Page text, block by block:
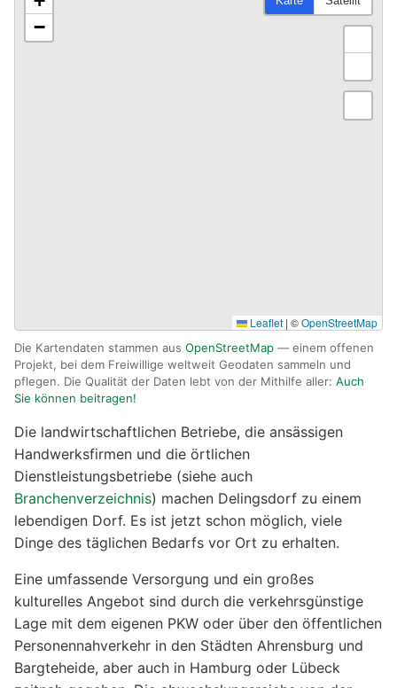
−
Leaflet | ©OpenStreetMap
Die Kartendaten stammen aus OpenStreetMap — einem offenen
Projekt, bei dem Freiwillige weltweit Geodaten sammeln und
pflegen. Die Qualität der Daten lebt von der Mithilfe aller: Auch
Sie können beitragen!
Die landwirtschaftlichen Betriebe, die ansässigen
Handwerksfirmen und die örtlichen
Dienstleistungsbetriebe (siehe auch
Branchenverzeichnis) machen Delingsdorf zu einem
lebendigen Dorf. Es ist jetzt schon möglich, viele
Dinge des täglichen Bedarfs vor Ort zu erhalten.
Eine umfassende Versorgung und ein großes
kulturelles Angebot sind durch die verkehrsgünstige
Lage mit dem eigenen PKW oder über den öffentlichen
Personennahverkehr in den Städten Ahrensburg und
Bargteheide, aber auch in Hamburg oder Lübeck